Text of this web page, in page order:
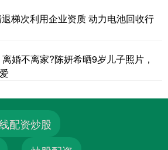
梯次利用企业资质 动力电池回收行
婚不离家?陈妍希晒9岁儿子照片，
配资炒股